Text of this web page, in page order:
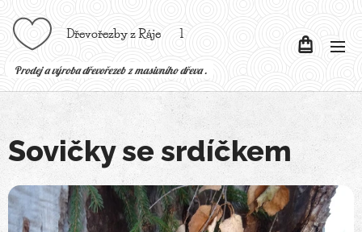
Dřevořezby z Ráje l
Prodej a výroba dřevořezeb z masivního dřeva .
Sovičky se srdíčkem